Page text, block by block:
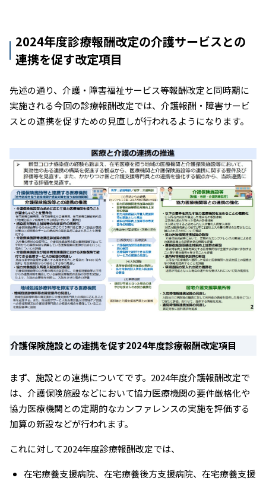
2024年度診療報酬改定の介護サービスとの
連携を促す改定項目
先述の通り、介護・障害福祉サービス等報酬改定と同時期に
実施される今回の診療報酬改定では、介護報酬・障害サービ
スとの連携を促すための見直しが行われるようになります。
介護保険施設との連携を促す2024年度診療報酬改定項目
まず、施設との連携についてです。2024年度介護報酬改定で
は、介護保険施設などにおいて協力医療機関の要件厳格化や
協力医療機関との定期的なカンファレンスの実施を評価する
加算の新設などが行われます。
これに対して2024年度診療報酬改定では、
在宅療養支援病院、在宅療養後方支援病院、在宅療養支援